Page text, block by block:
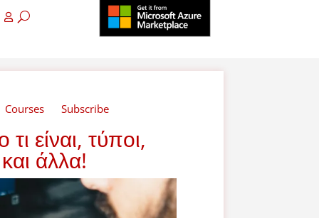
Courses Subscribe
είναι, τύποι,
άλλα!